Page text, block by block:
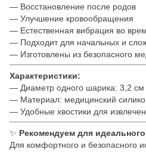
— Восстановление после родов
— Улучшение кровообращения
— Естественная вибрация во
— Подходит для начальных и
— Изготовлены из безопасного
Характеристики:
— Диаметр одного шарика: 3,2 см
— Материал: медицинский
— Удобные хвостики для
✨ Рекомендуем для
Для комфортного и безопасного